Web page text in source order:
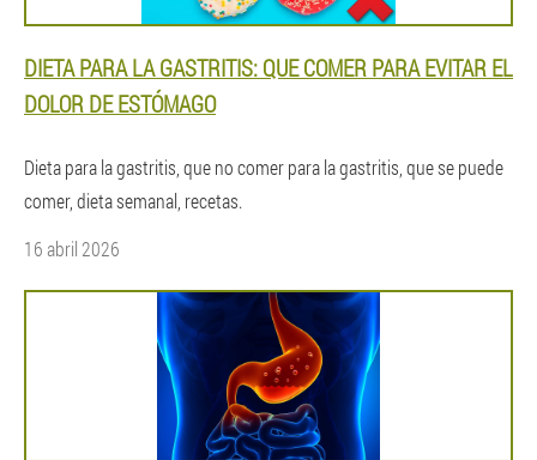
DIETA PARA LA GASTRITIS: QUE COMER PARA EVITAR EL
DOLOR DE ESTÓMAGO
Dieta para la gastritis, que no comer para la gastritis, que se puede
comer, dieta semanal, recetas.
16 abril 2026